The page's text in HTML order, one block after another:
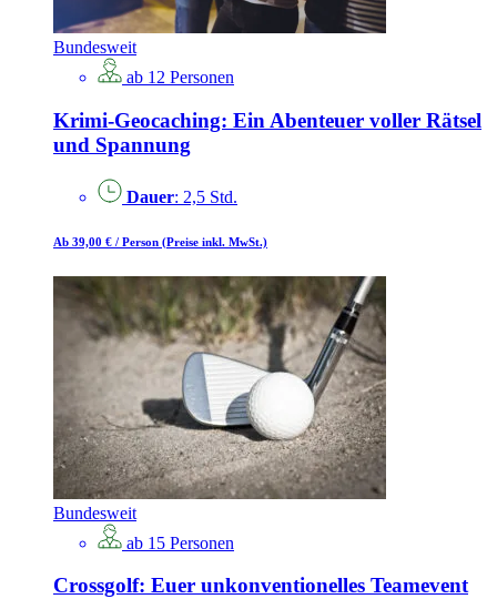
Bundesweit
ab 12 Personen
Krimi-Geocaching: Ein Abenteuer voller Rätsel
und Spannung
Dauer: 2,5 Std.
Ab 39,00 € / Person (Preise inkl. MwSt.)
Bundesweit
ab 15 Personen
Crossgolf: Euer unkonventionelles Teamevent